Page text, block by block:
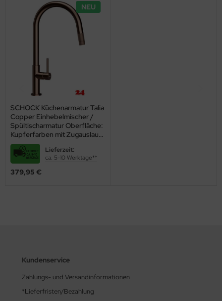
NEU
SCHOCK Küchenarmatur Talia
Copper Einhebelmischer /
Spültischarmatur Oberfläche:
Kupferfarben mit Zugauslauf
mit verdeckter
AuszugsbrauseLieferzeit:
ca. 5-10 Werktage**
379,95 €
Kundenservice
Zahlungs- und Versandinformationen
*Lieferfristen/Bezahlung